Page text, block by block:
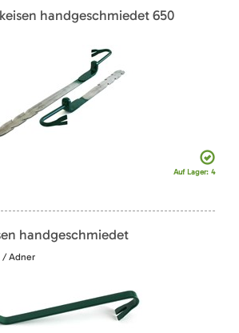
handgeschmiedet 650
Auf Lager: 4
handgeschmiedet
/ Adner